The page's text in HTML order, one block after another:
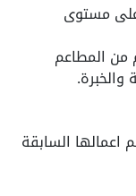
مستوى
من المطاعم
اعمالها السابقة